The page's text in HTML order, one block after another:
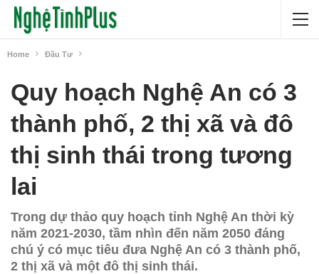
Home Đầu Tư
Quy hoạch Nghệ An có 3
thành phố, 2 thị xã và đô
thị sinh thái trong tương
lai
Trong dự thảo quy hoạch tỉnh Nghệ An thời kỳ
năm 2021-2030, tầm nhìn đến năm 2050 đáng
chú ý có mục tiêu đưa Nghệ An có 3 thành phố,
2 thị xã và một đô thị sinh thái.